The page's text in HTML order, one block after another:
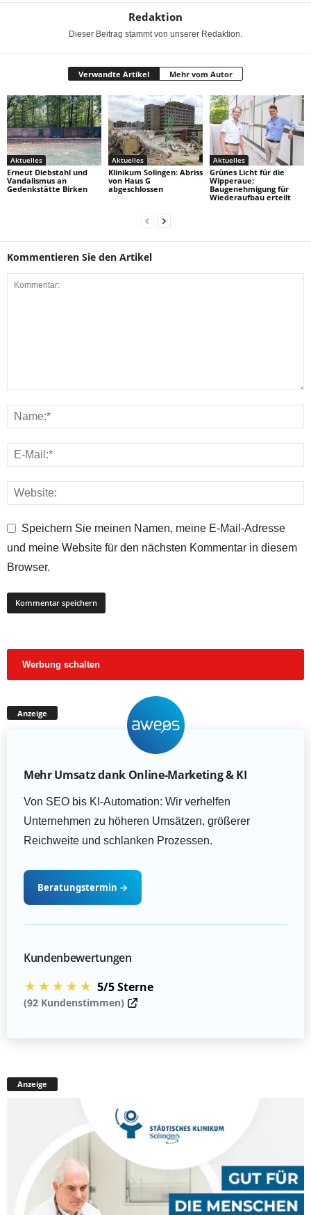
Redaktion
Dieser Beitrag stammt von unserer Redaktion.
Verwandte Artikel Mehr vom Autor
Aktuelles
Erneut Diebstahl und
Vandalismus an
Gedenkstätte Birken
Aktuelles
Klinikum Solingen: Abriss
von Haus G
abgeschlossen
Aktuelles
Grünes Licht für die
Wipperaue:
Baugenehmigung für
Wiederaufbau erteilt
Kommentieren Sie den Artikel
Speichern Sie meinen Namen, meine E-Mail-Adresse
und meine Website für den nächsten Kommentar in diesem
Browser.
Werbung schalten
Anzeige
Mehr Umsatz dank Online-Marketing & KI
Von SEO bis KI-Automation: Wir verhelfen
Unternehmen zu höheren Umsätzen, größerer
Reichweite und schlanken Prozessen.
Beratungstermin →
Kundenbewertungen
★★★★★ 5/5 Sterne
(92 Kundenstimmen)
Anzeige